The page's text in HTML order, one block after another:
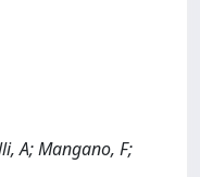
A; Mangano, F;